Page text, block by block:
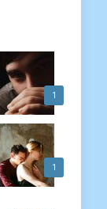
1
1